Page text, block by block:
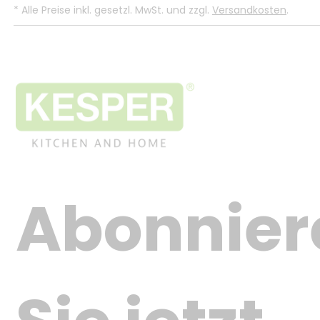
* Alle Preise inkl. gesetzl. MwSt. und zzgl. Versandkosten.